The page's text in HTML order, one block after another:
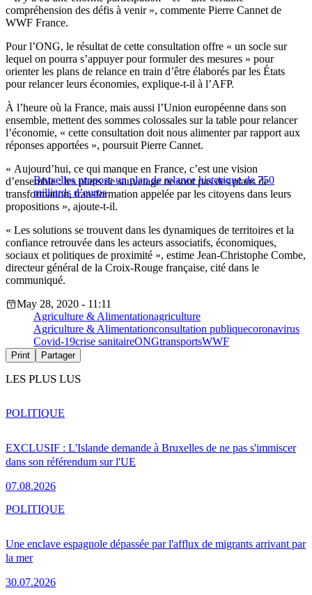
compréhension des défis à venir », commente Pierre Cannet de
WWF France.
Pour l’ONG, le résultat de cette consultation offre « un socle sur
lequel on pourra s’appuyer pour formuler des mesures » pour
orienter les plans de relance en train d’être élaborés par les États
pour relancer leurs économies, explique-t-il à l’AFP.
À l’heure où la France, mais aussi l’Union européenne dans son
ensemble, mettent des sommes colossales sur la table pour relancer
l’économie, « cette consultation doit nous alimenter par rapport aux
réponses apportées », poursuit Pierre Cannet.
Bruxelles propose un plan de relance historique de 750
milliards d’euros
« Aujourd’hui, ce qui manque en France, c’est une vision
d’ensemble : les plans de sauvetage ne sont pas des plans de
transformation, transformation appelée par les citoyens dans leurs
propositions », ajoute-t-il.
« Les solutions se trouvent dans les dynamiques de territoires et la
confiance retrouvée dans les acteurs associatifs, économiques,
sociaux et politiques de proximité », estime Jean-Christophe Combe,
directeur général de la Croix-Rouge française, cité dans le
communiqué.
May 28, 2020 - 11:11
Agriculture & Alimentationagriculture
Agriculture & Alimentationconsultation publiquecoronavirus
Covid-19crise sanitaireONGtransportsWWF
Print Partager
LES PLUS LUS
EXCLUSIF : L'Islande demande à Bruxelles de ne pas s'immiscer
dans son référendum sur l'UE
07.08.2026
POLITIQUE
Une enclave espagnole dépassée par l'afflux de migrants arrivant par
la mer
30.07.2026
POLITIQUE